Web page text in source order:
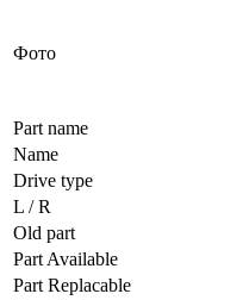
Фото
Part name
Name
Drive type
L / R
Old part
Part Available
Part Replacable